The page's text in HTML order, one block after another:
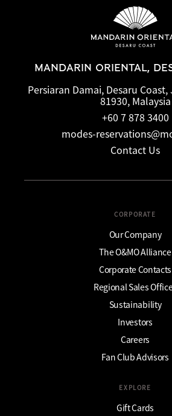
MANDARIN ORIENTAL,
Persiaran Damai, Desaru
81930, Malaysia
+60 7 878 3400
modes-
Contact Us
CORPORATE
Our Company
The O&MO Alliance
Corporate Contacts
Regional Sales
Sustainability
Investors
Careers
Fan Club Advisors
EXPLORE
Gift Cards